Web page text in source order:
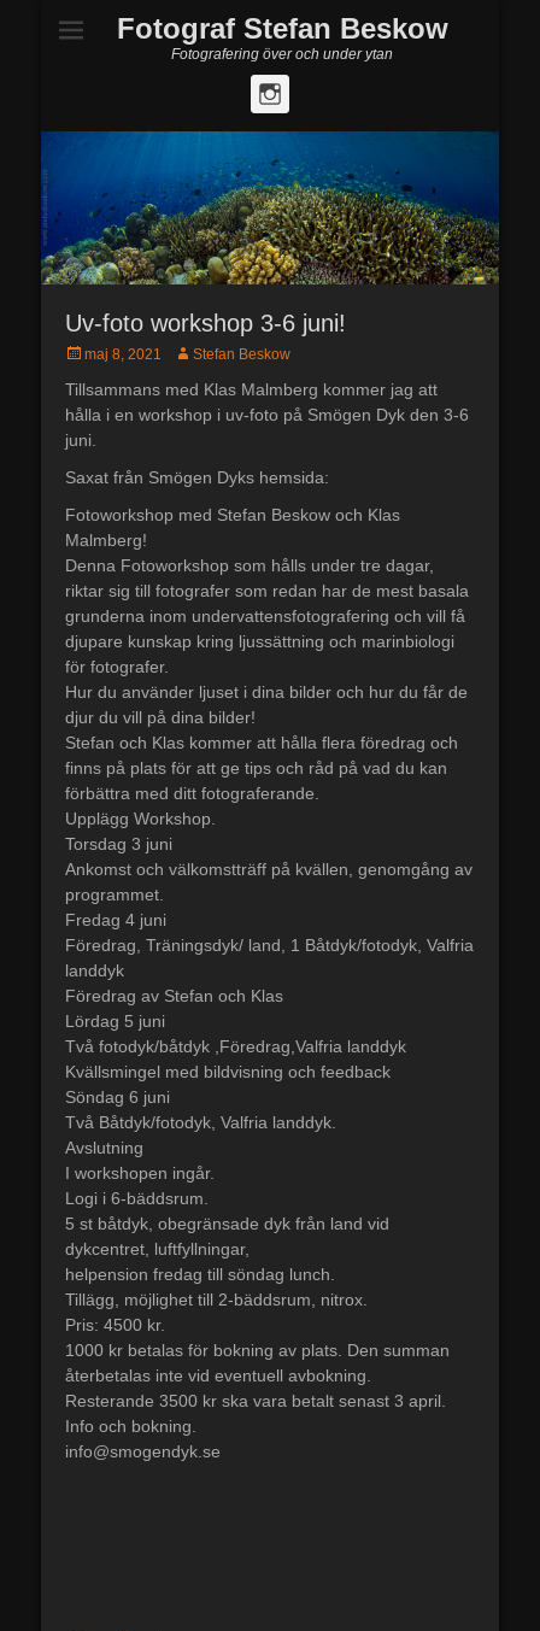
Fotograf Stefan Beskow
Fotografering över och under ytan
Uv-foto workshop 3-6 juni!
Postades
maj 8, 2021 Författare
Stefan Beskow
Tillsammans med Klas Malmberg kommer jag att
hålla i en workshop i uv-foto på Smögen Dyk den 3-6
juni.
Saxat från Smögen Dyks hemsida:
Fotoworkshop med Stefan Beskow och Klas
Malmberg!
Denna Fotoworkshop som hålls under tre dagar,
riktar sig till fotografer som redan har de mest basala
grunderna inom undervattensfotografering och vill få
djupare kunskap kring ljussättning och marinbiologi
för fotografer.
Hur du använder ljuset i dina bilder och hur du får de
djur du vill på dina bilder!
Stefan och Klas kommer att hålla flera föredrag och
finns på plats för att ge tips och råd på vad du kan
förbättra med ditt fotograferande.
Upplägg Workshop.
Torsdag 3 juni
Ankomst och välkomstträff på kvällen, genomgång av
programmet.
Fredag 4 juni
Föredrag, Träningsdyk/ land, 1 Båtdyk/fotodyk, Valfria
landdyk
Föredrag av Stefan och Klas
Lördag 5 juni
Två fotodyk/båtdyk ,Föredrag,Valfria landdyk
Kvällsmingel med bildvisning och feedback
Söndag 6 juni
Två Båtdyk/fotodyk, Valfria landdyk.
Avslutning
I workshopen ingår.
Logi i 6-bäddsrum.
5 st båtdyk, obegränsade dyk från land vid
dykcentret, luftfyllningar,
helpension fredag till söndag lunch.
Tillägg, möjlighet till 2-bäddsrum, nitrox.
Pris: 4500 kr.
1000 kr betalas för bokning av plats. Den summan
återbetalas inte vid eventuell avbokning.
Resterande 3500 kr ska vara betalt senast 3 april.
Info och bokning.
info@smogendyk.se